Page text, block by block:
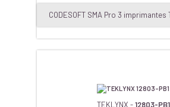
CODESOFT SMA Pro 3 imprimantes
TEKLYNX -12803-PB1